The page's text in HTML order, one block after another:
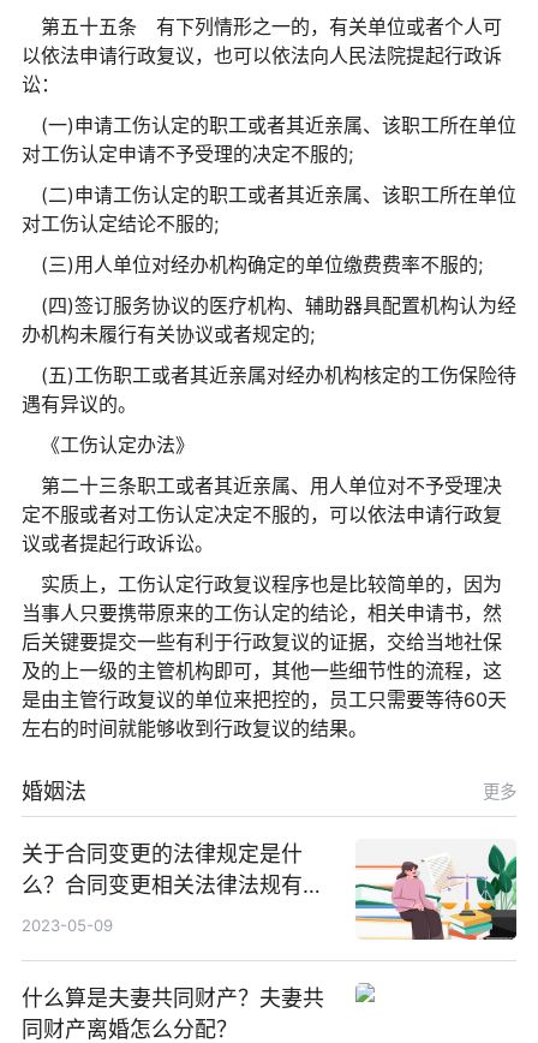
第五十五条 有下列情形之一的，有关单位或者个人可
以依法申请行政复议，也可以依法向人民法院提起行政诉
讼：
(一)申请工伤认定的职工或者其近亲属、该职工所在单位
对工伤认定申请不予受理的决定不服的;
(二)申请工伤认定的职工或者其近亲属、该职工所在单位
对工伤认定结论不服的;
(三)用人单位对经办机构确定的单位缴费费率不服的;
(四)签订服务协议的医疗机构、辅助器具配置机构认为经
办机构未履行有关协议或者规定的;
(五)工伤职工或者其近亲属对经办机构核定的工伤保险待
遇有异议的。
《工伤认定办法》
第二十三条职工或者其近亲属、用人单位对不予受理决
定不服或者对工伤认定决定不服的，可以依法申请行政复
议或者提起行政诉讼。
实质上，工伤认定行政复议程序也是比较简单的，因为
当事人只要携带原来的工伤认定的结论，相关申请书，然
后关键要提交一些有利于行政复议的证据，交给当地社保
及的上一级的主管机构即可，其他一些细节性的流程，这
是由主管行政复议的单位来把控的，员工只需要等待60天
左右的时间就能够收到行政复议的结果。
婚姻法 更多
关于合同变更的法律规定是什
么？合同变更相关法律法规有哪
些？
2023-05-09
什么算是夫妻共同财产？夫妻共
同财产离婚怎么分配？